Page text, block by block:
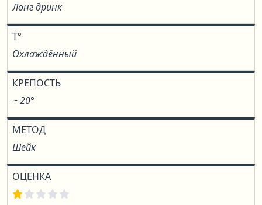
Лонг дринк
T°
Охлаждённый
КРЕПОСТЬ
~ 20°
МЕТОД
Шейк
ОЦЕНКА